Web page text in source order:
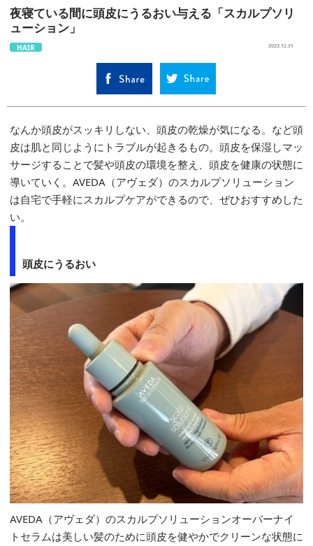
夜寝ている間に頭皮にうるおい与える「スカルプソリ
ューション」
HAIR 2023.12.31
なんか頭皮がスッキリしない、頭皮の乾燥が気になる。など頭
皮は肌と同じようにトラブルが起きるもの。頭皮を保湿しマッ
サージすることで髪や頭皮の環境を整え、頭皮を健康の状態に
導いていく。AVEDA（アヴェダ）のスカルプソリューション
は自宅で手軽にスカルプケアができるので、ぜひおすすめした
い。
頭皮にうるおい
AVEDA（アヴェダ）のスカルプソリューションオーバーナイ
トセラムは美しい髪のために頭皮を健やかでクリーンな状態に